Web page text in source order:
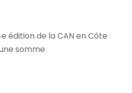
édition de la CAN en Côte
somme